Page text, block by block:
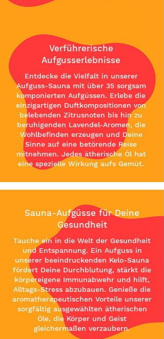
Verführerische
Aufgusserlebnisse
Entdecke die Vielfalt in unserer
Aufguss-Sauna mit über 35 sorgsam
komponierten Aufgüssen. Erlebe die
einzigartigen Duftkompositionen von
belebenden Zitrusnoten bis hin zu
beruhigenden Lavendel-Aromen, die
Wohlbefinden erzeugen und Deine
Sinne auf eine betörende Reise
mitnehmen. Jedes ätherische Öl hat
eine spezielle Wirkung aufs Gemüt.
Sauna-Aufgüsse für Deine
Gesundheit
Tauche ein in die Welt der Gesundheit
und Entspannung. Ein Aufguss in
unserer beeindruckenden Kelo-Sauna
fördert Deine Durchblutung, stärkt die
körpereigene Immunabwehr und hilft,
Alltags-Stress abzubauen. Genieße die
aromatherapeutischen Vorteile unserer
sorgfältig ausgewählten ätherischen
Öle, die Körper und Geist
gleichermaßen verzaubern.